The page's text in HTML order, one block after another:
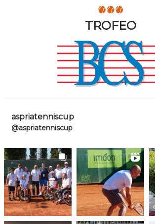
TROFEO
aspriatenniscup
@aspriatenniscup